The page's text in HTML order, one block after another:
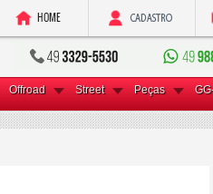
Offroad Street Peças